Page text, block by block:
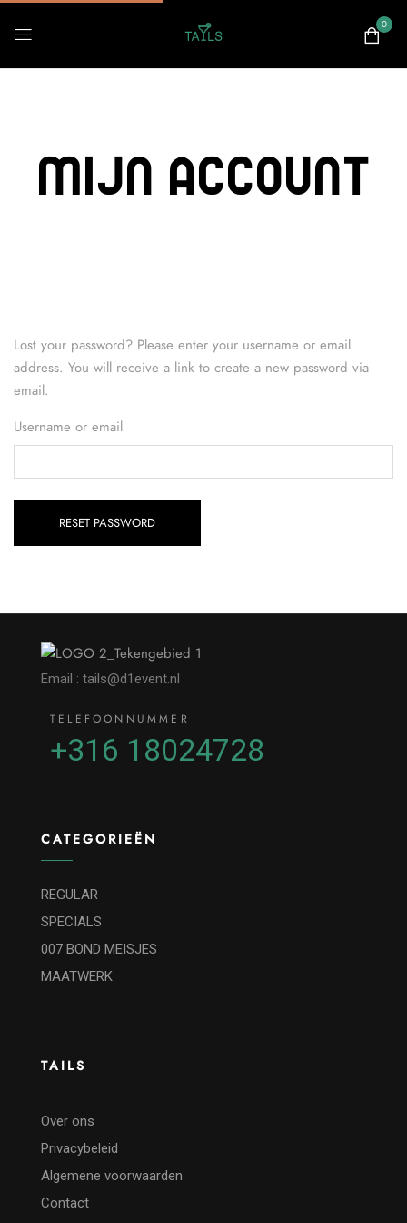
0
Mijn Account
Lost your password? Please enter your username or email
address. You will receive a link to create a new password via
email.
Username or email
RESET PASSWORD
Email : tails@d1event.nl
TELEFOONNUMMER
+316 18024728
CATEGORIEËN
REGULAR
SPECIALS
007 BOND MEISJES
MAATWERK
TAILS
Over ons
Privacybeleid
Algemene voorwaarden
Contact